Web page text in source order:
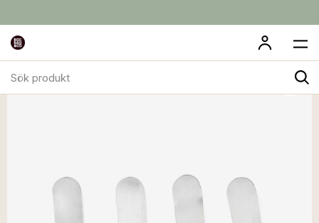
produkt